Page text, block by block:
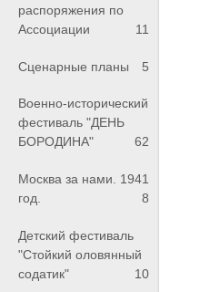
распоряжения по
Ассоциации
11
Сценарные планы 5
Военно-исторический
фестиваль "ДЕНЬ
БОРОДИНА"
62
Москва за нами. 1941
год.
8
Детский фестиваль
"Стойкий оловянный
содатик"
10